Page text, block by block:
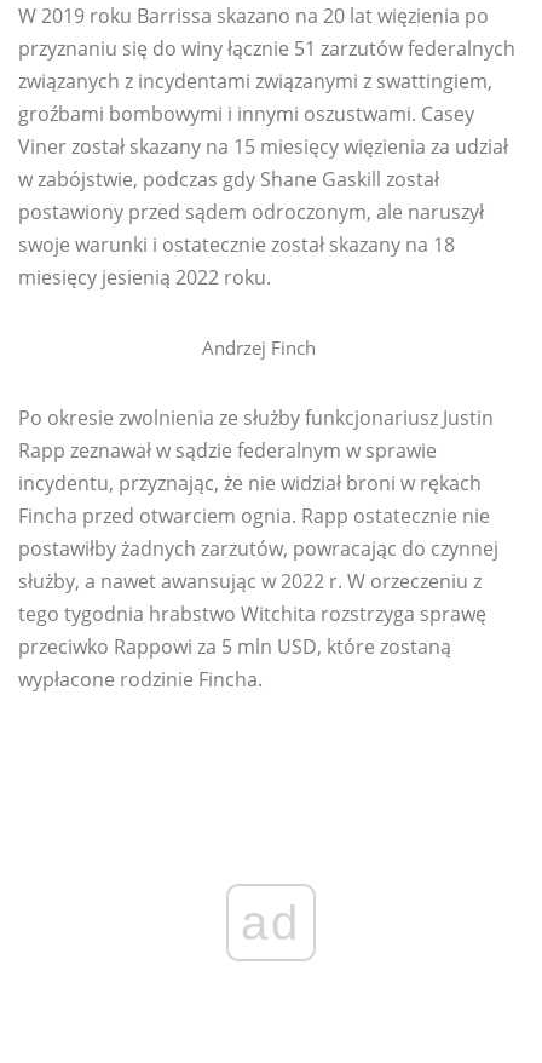
W 2019 roku Barrissa skazano na 20 lat więzienia po
przyznaniu się do winy łącznie 51 zarzutów federalnych
związanych z incydentami związanymi z swattingiem,
groźbami bombowymi i innymi oszustwami. Casey
Viner został skazany na 15 miesięcy więzienia za udział
w zabójstwie, podczas gdy Shane Gaskill został
postawiony przed sądem odroczonym, ale naruszył
swoje warunki i ostatecznie został skazany na 18
miesięcy jesienią 2022 roku.
Andrzej Finch
Po okresie zwolnienia ze służby funkcjonariusz Justin
Rapp zeznawał w sądzie federalnym w sprawie
incydentu, przyznając, że nie widział broni w rękach
Fincha przed otwarciem ognia. Rapp ostatecznie nie
postawiłby żadnych zarzutów, powracając do czynnej
służby, a nawet awansując w 2022 r. W orzeczeniu z
tego tygodnia hrabstwo Witchita rozstrzyga sprawę
przeciwko Rappowi za 5 mln USD, które zostaną
wypłacone rodzinie Fincha.
ad